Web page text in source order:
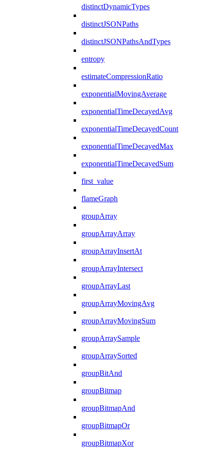
distinctDynamicTypes
distinctJSONPaths
distinctJSONPathsAndTypes
entropy
estimateCompressionRatio
exponentialMovingAverage
exponentialTimeDecayedAvg
exponentialTimeDecayedCount
exponentialTimeDecayedMax
exponentialTimeDecayedSum
first_value
flameGraph
groupArray
groupArrayArray
groupArrayInsertAt
groupArrayIntersect
groupArrayLast
groupArrayMovingAvg
groupArrayMovingSum
groupArraySample
groupArraySorted
groupBitAnd
groupBitmap
groupBitmapAnd
groupBitmapOr
groupBitmapXor